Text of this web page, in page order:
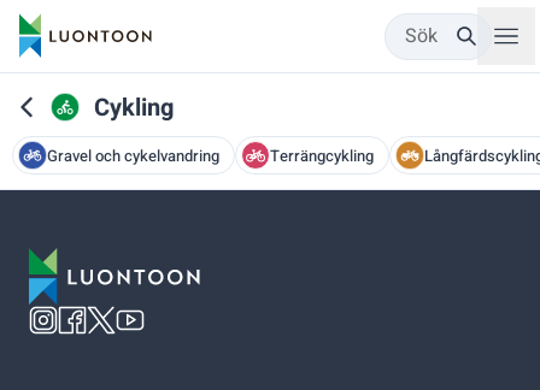
Sök
Cykling
Gravel och cykelvandring Terrängcykling